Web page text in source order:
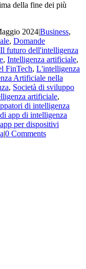
della fine dei più
2024|Business,
, Domande
Il futuro dell'intelligenza
, Intelligenza artificiale,
FinTech, L'intelligenza
Artificiale nella
, Società di sviluppo
artificiale,
di intelligenza
app di intelligenza
per dispositivi
|0 Comments